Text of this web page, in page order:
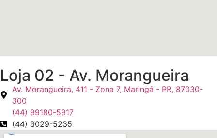
Loja 02 - Av. Morangueira
Av. Morangueira, 411 - Zona 7, Maringá - PR, 87030-
300
(44) 99180-5917
(44) 3029-5235